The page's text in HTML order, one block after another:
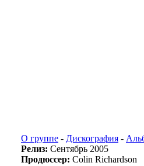
О группе - Дискография -
Релиз: Сентябрь 2005
Продюссер: Colin Richardson